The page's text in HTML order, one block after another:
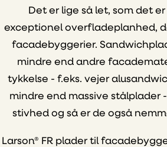
Det er lige så let, som det
exceptionel overfladeplanhed,
facadebyggerier.
mindre end andre
tykkelse - f.eks. vejer
mindre end massive stålplader
stivhed og så er de også
Larson® FR plader til